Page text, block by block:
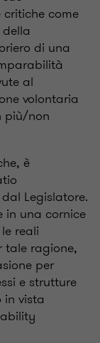
come
di una
al
volontaria
più/non
è
Legislatore.
in una cornice
reali
tale ragione,
per
e strutture
vista